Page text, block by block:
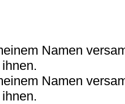
Namen
Namen